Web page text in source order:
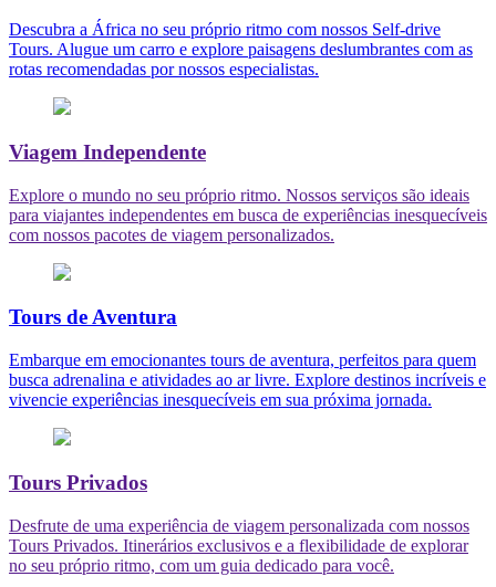
Descubra a África no seu próprio ritmo com nossos Self-drive
Tours. Alugue um carro e explore paisagens deslumbrantes com as
rotas recomendadas por nossos especialistas.
Viagem Independente
Explore o mundo no seu próprio ritmo. Nossos serviços são ideais
para viajantes independentes em busca de experiências inesquecíveis
com nossos pacotes de viagem personalizados.
Tours de Aventura
Embarque em emocionantes tours de aventura, perfeitos para quem
busca adrenalina e atividades ao ar livre. Explore destinos incríveis e
vivencie experiências inesquecíveis em sua próxima jornada.
Tours Privados
Desfrute de uma experiência de viagem personalizada com nossos
Tours Privados. Itinerários exclusivos e a flexibilidade de explorar
no seu próprio ritmo, com um guia dedicado para você.